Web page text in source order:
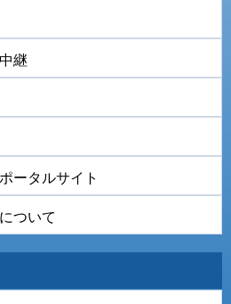
継
ータルサイト
ついて